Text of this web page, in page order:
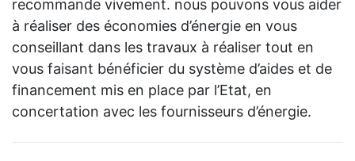
recommande vivement. nous pouvons vous aider
à réaliser des économies d’énergie en vous
conseillant dans les travaux à réaliser tout en
vous faisant bénéficier du système d’aides et de
financement mis en place par l’Etat, en
concertation avec les fournisseurs d’énergie.